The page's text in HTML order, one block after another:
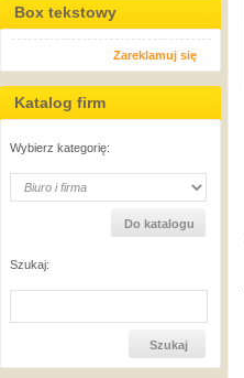
Box tekstowy
Zareklamuj się
Katalog firm
Wybierz kategorię:
Szukaj: